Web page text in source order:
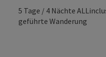
5 Tage / 4 Nächte
geführte Wanderung